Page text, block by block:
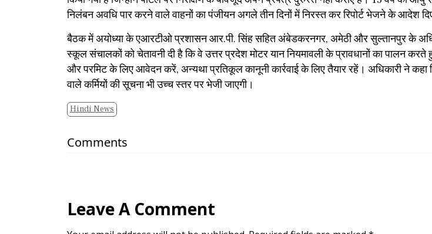
निलंबन अवधि पार करने वाले वाहनों का पंजीयन अगले तीन दिनों में निरस्त कर रिपोर्ट भेजने के आदेश
​बैठक में अयोध्या के एआरटीओ प्रशासन आर.पी. सिंह सहित अंबेडकरनगर, अमेठी और सुल्तानपुर के
स्कूल संचालकों को चेतावनी दी है कि वे उत्तर प्रदेश मोटर यान नियमावली के प्रावधानों का पालन करते
और परमिट के लिए आवेदन करें, अन्यथा प्रतिकूल कानूनी कार्रवाई के लिए तैयार रहें। अधिकारी ने कहा
वाले कर्मियों की सूचना भी उच्च स्तर पर भेजी जाएगी।
Hindi News
Comments
Leave A Comment